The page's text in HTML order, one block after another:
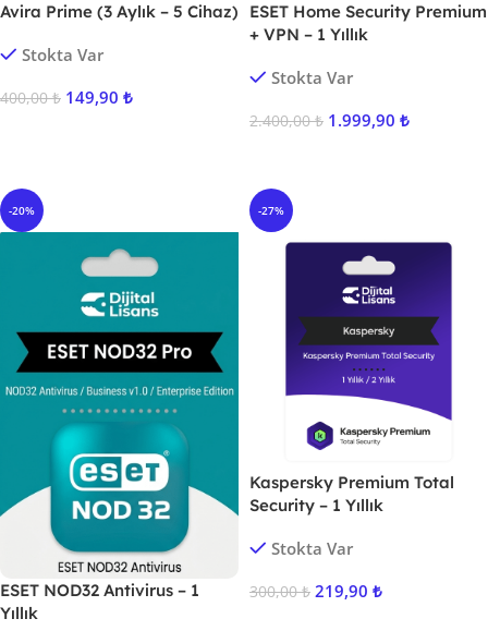
Avira Prime (3 Aylık – 5 Cihaz)
Stokta Var
400,00₺ 149,90 ₺
ESET Home Security Premium
+ VPN – 1 Yıllık
Stokta Var
2.400,00₺ 1.999,90 ₺
-20%
ESET NOD32 Antivirus – 1
Yıllık
-27%
Kaspersky Premium Total
Security – 1 Yıllık
Stokta Var
300,00₺ 219,90 ₺